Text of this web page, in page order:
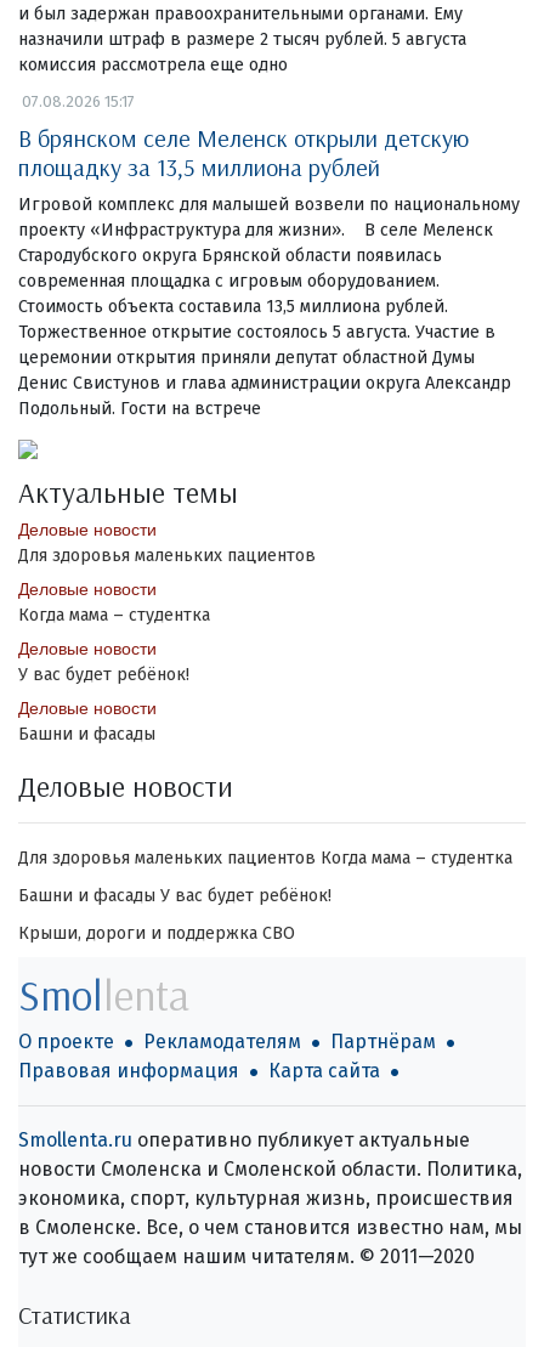
и был задержан правоохранительными органами. Ему
назначили штраф в размере 2 тысяч рублей. 5 августа
комиссия рассмотрела еще одно
07.08.2026 15:17
В брянском селе Меленск открыли детскую
площадку за 13,5 миллиона рублей
Игровой комплекс для малышей возвели по национальному
проекту «Инфраструктура для жизни». В селе Меленск
Стародубского округа Брянской области появилась
современная площадка с игровым оборудованием.
Стоимость объекта составила 13,5 миллиона рублей.
Торжественное открытие состоялось 5 августа. Участие в
церемонии открытия приняли депутат областной Думы
Денис Свистунов и глава администрации округа Александр
Подольный. Гости на встрече
Актуальные темы
Деловые новости
Для здоровья маленьких пациентов
Деловые новости
Когда мама – студентка
Деловые новости
У вас будет ребёнок!
Деловые новости
Башни и фасады
Деловые новости
Для здоровья маленьких пациентов Когда мама – студентка
Башни и фасады У вас будет ребёнок!
Крыши, дороги и поддержка СВО
Smollenta
О проекте Рекламодателям
Партнёрам
Правовая информация
Карта сайта
Smollenta.ru оперативно публикует актуальные
новости Смоленска и Смоленской области. Политика,
экономика, спорт, культурная жизнь, происшествия
в Смоленске. Все, о чем становится известно нам, мы
тут же сообщаем нашим читателям. © 2011—2020
Статистика